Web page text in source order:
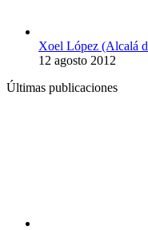
Xoel López (Alcalá
12 agosto 2012
Últimas publicaciones